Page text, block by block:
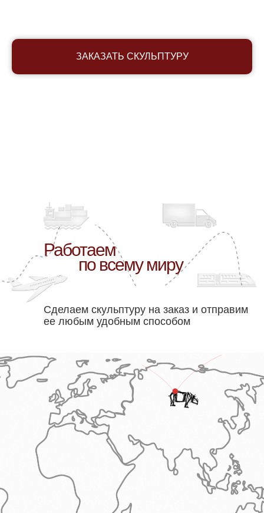
ЗАКАЗАТЬ СКУЛЬПТУРУ
Сделаем скульптуру на заказ и отправим
ее любым удобным способом
по всему миру
Работаем